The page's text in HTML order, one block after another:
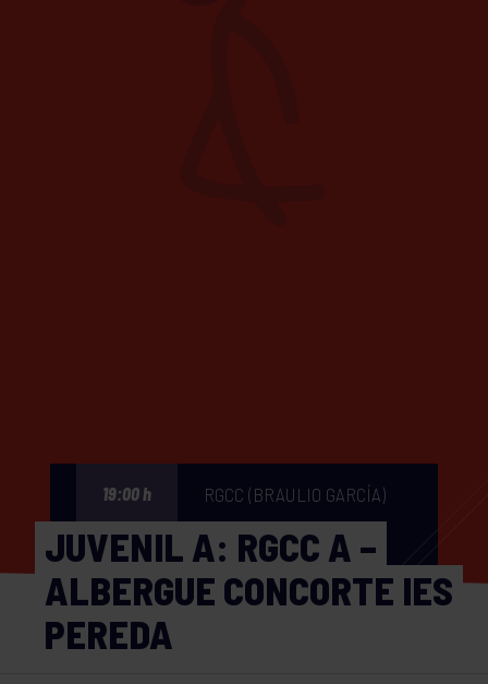
19:00 h RGCC (BRAULIO GARCÍA)
JUVENIL A: RGCC A –
ALBERGUE CONCORTE IES
PEREDA